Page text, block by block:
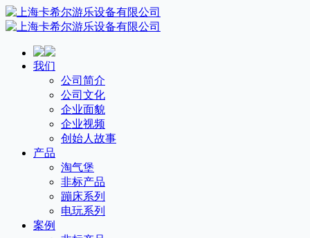
我们
公司简介
公司文化
企业面貌
企业视频
创始人故事
产品
淘气堡
非标产品
蹦床系列
电玩系列
案例